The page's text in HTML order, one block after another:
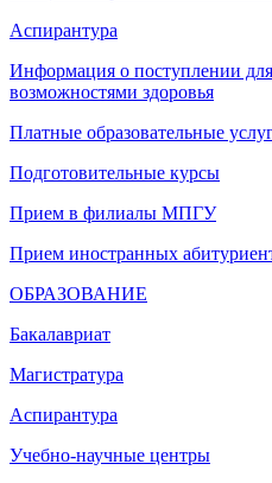
Аспирантура
Информация о поступлении
возможностями здоровья
Платные образовательные
Подготовительные курсы
Прием в филиалы МПГУ
Прием иностранных
ОБРАЗОВАНИЕ
Бакалавриат
Магистратура
Аспирантура
Учебно-научные центры